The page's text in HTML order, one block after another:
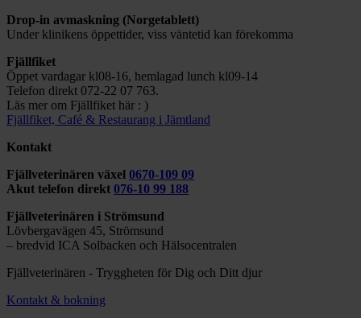
Drop-in avmaskning (Norgetablett)
Under klinikens öppettider, viss väntetid kan förekomma
Fjällfiket
Öppet vardagar kl08-16, hemlagad lunch kl09-14
Telefon direkt 072-22 07 763.
Läs mer om Fjällfiket här : )
Fjällfiket, Café & Restaurang i Jämtland
Kontakt
Fjällveterinären växel 0670-109 09
Akut telefon direkt 076-10 99 188
Fjällveterinären i Strömsund
Lövbergavägen 45, Strömsund
– bredvid ICA Solbacken och Hälsocentralen
Fjällveterinären - Tryggheten för Dig och Ditt djur
Kontakt & bokning